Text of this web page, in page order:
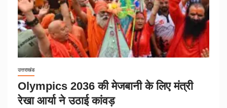
उत्तराखंड
Olympics 2036 की मेजबानी के लिए मंत्री
रेखा आर्या ने उठाई कांवड़